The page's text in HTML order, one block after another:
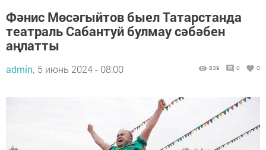
Фәнис Мөсәгыйтов быел Татарстанда
театраль Сабантуй булмау сәбәбен
аңлатты
admin, 5 июнь 2024 - 08:00 839 0 0